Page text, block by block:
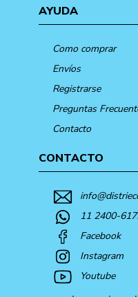
AYUDA
Como comprar
Envíos
Registrarse
Preguntas
Contacto
CONTACTO
11 2400-
Facebook
Instagram
Youtube